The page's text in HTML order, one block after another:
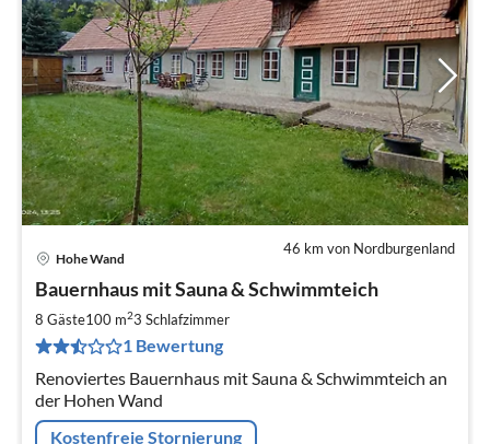
46 km von Nordburgenland
Hohe Wand
Bauernhaus mit Sauna & Schwimmteich
8 Gäste100 m23 Schlafzimmer
1 Bewertung
Renoviertes Bauernhaus mit Sauna & Schwimmteich an
der Hohen Wand
Kostenfreie Stornierung